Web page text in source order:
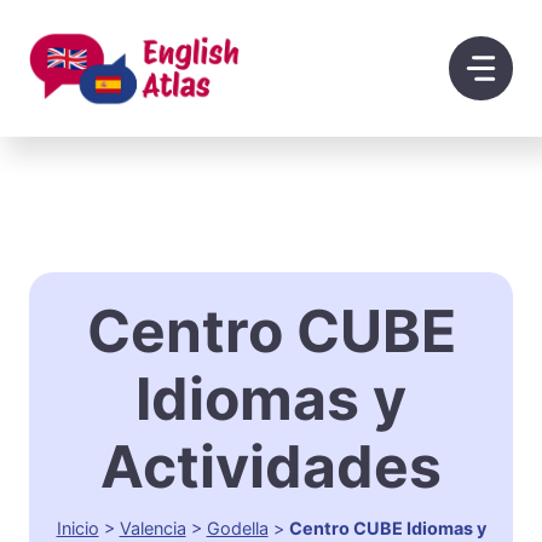
contenido
Centro CUBE
Idiomas y
Actividades
Inicio > Valencia > Godella > Centro CUBE Idiomas y